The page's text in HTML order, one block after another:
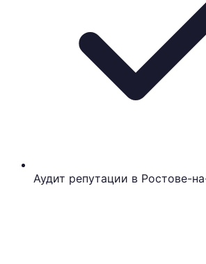
Аудит репутации в Ростове-